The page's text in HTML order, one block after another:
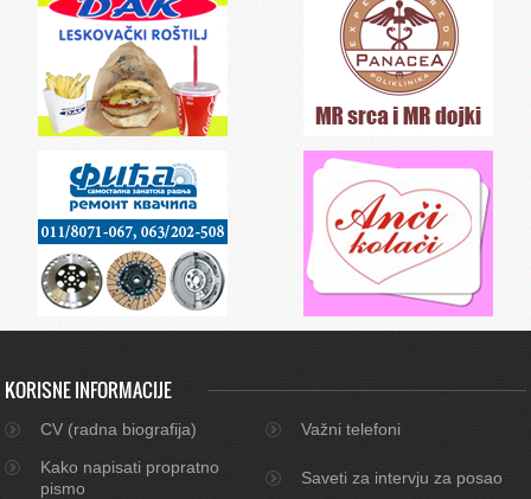
KORISNE INFORMACIJE
CV (radna biografija)
Važni telefoni
Kako napisati propratno
pismo
Saveti za intervju za posao